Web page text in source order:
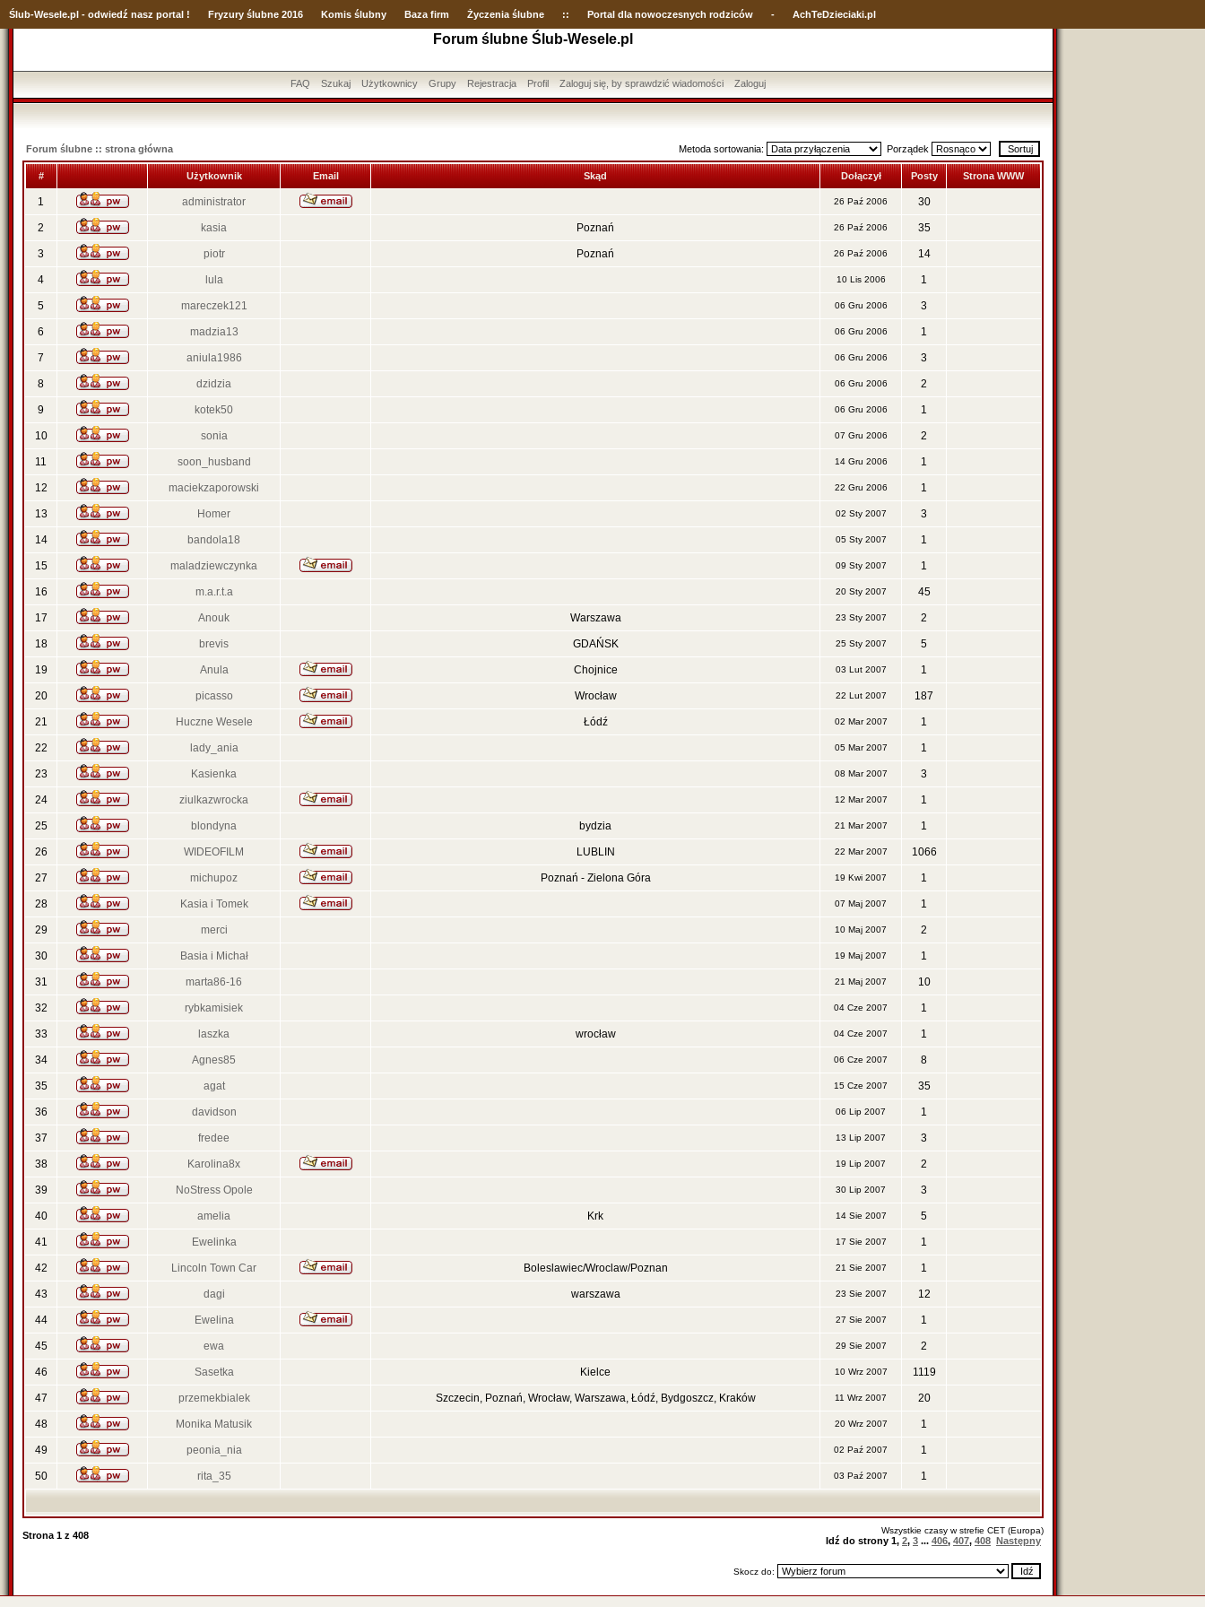
Ślub-Wesele.pl - odwiedź nasz portal ! Fryzury ślubne 2016 Komis ślubny Baza firm Życzenia ślubne :: Portal dla nowoczesnych rodziców - AchTeDzieciaki.pl
Forum ślubne Ślub-Wesele.pl
FAQ Szukaj Użytkownicy Grupy Rejestracja Profil Zaloguj się, by sprawdzić wiadomości Zaloguj
Forum ślubne :: strona główna Metoda sortowania: Porządek
# Użytkownik Email Skąd Dołączył Posty Strona WWW
1 administrator 26 Paź 2006 30
2 kasia Poznań 26 Paź 2006 35
3 piotr Poznań 26 Paź 2006 14
4 lula 10 Lis 2006 1
5 mareczek121 06 Gru 2006 3
6 madzia13 06 Gru 2006 1
7 aniula1986 06 Gru 2006 3
8 dzidzia 06 Gru 2006 2
9 kotek50 06 Gru 2006 1
10 sonia 07 Gru 2006 2
11 soon_husband 14 Gru 2006 1
12 maciekzaporowski 22 Gru 2006 1
13 Homer 02 Sty 2007 3
14 bandola18 05 Sty 2007 1
15 maladziewczynka 09 Sty 2007 1
16 m.a.r.t.a 20 Sty 2007 45
17 Anouk Warszawa 23 Sty 2007 2
18 brevis GDAŃSK 25 Sty 2007 5
19 Anula Chojnice 03 Lut 2007 1
20 picasso Wrocław 22 Lut 2007 187
21 Huczne Wesele Łódź 02 Mar 2007 1
22 lady_ania 05 Mar 2007 1
23 Kasienka 08 Mar 2007 3
24 ziulkazwrocka 12 Mar 2007 1
25 blondyna bydzia 21 Mar 2007 1
26 WIDEOFILM LUBLIN 22 Mar 2007 1066
27 michupoz Poznań - Zielona Góra 19 Kwi 2007 1
28 Kasia i Tomek 07 Maj 2007 1
29 merci 10 Maj 2007 2
30 Basia i Michał 19 Maj 2007 1
31 marta86-16 21 Maj 2007 10
32 rybkamisiek 04 Cze 2007 1
33 laszka wrocław 04 Cze 2007 1
34 Agnes85 06 Cze 2007 8
35 agat 15 Cze 2007 35
36 davidson 06 Lip 2007 1
37 fredee 13 Lip 2007 3
38 Karolina8x 19 Lip 2007 2
39 NoStress Opole 30 Lip 2007 3
40 amelia Krk 14 Sie 2007 5
41 Ewelinka 17 Sie 2007 1
42 Lincoln Town Car Boleslawiec/Wroclaw/Poznan 21 Sie 2007 1
43 dagi warszawa 23 Sie 2007 12
44 Ewelina 27 Sie 2007 1
45 ewa 29 Sie 2007 2
46 Sasetka Kielce 10 Wrz 2007 1119
47 przemekbialek Szczecin, Poznań, Wrocław, Warszawa, Łódź, Bydgoszcz, Kraków 11 Wrz 2007 20
48 Monika Matusik 20 Wrz 2007 1
49 peonia_nia 02 Paź 2007 1
50 rita_35 03 Paź 2007 1
Strona 1 z 408 Wszystkie czasy w strefie CET (Europa)
Idź do strony 1, 2, 3 ... 406, 407, 408 Następny
Skocz do: